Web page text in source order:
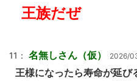
王族だぜ
11： 名無しさん（仮） 2026/
王様になったら寿命が延び